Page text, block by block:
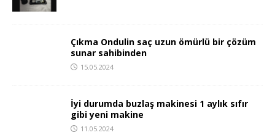
Çıkma Ondulin saç uzun ömürlü bir çözüm
sunar sahibinden
15.05.2024
İyi durumda buzlaş makinesi 1 aylık sıfır
gibi yeni makine
11.05.2024